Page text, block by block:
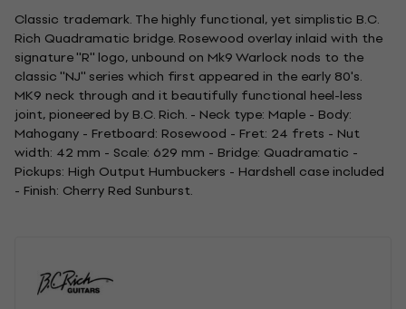
Classic trademark. The highly functional, yet simplistic B.C.
Rich Quadramatic bridge. Rosewood overlay inlaid with the
signature ''R'' logo, unbound on Mk9 Warlock nods to the
classic ''NJ'' series which first appeared in the early 80's.
MK9 neck through and it beautifully functional heel-less
joint, pioneered by B.C. Rich. - Neck type: Maple - Body:
Mahogany - Fretboard: Rosewood - Fret: 24 frets - Nut
width: 42 mm - Scale: 629 mm - Bridge: Quadramatic -
Pickups: High Output Humbuckers - Hardshell case included
- Finish: Cherry Red Sunburst.